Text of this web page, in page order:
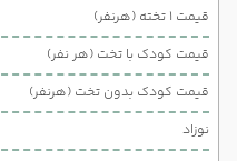
قیمت 1 تخته (هرنفر)
قیمت کودک با تخت (هر نفر)
قیمت کودک بدون تخت (هرنفر)
نوزاد